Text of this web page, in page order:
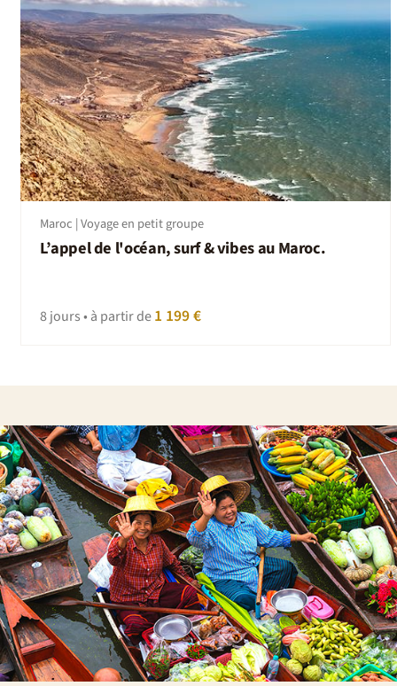
Maroc | Voyage en petit groupe
L’appel de l'océan, surf & vibes au Maroc.
8 jours • à partir de1 199 €